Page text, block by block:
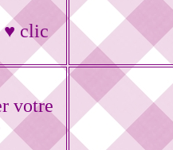
♥ clic
votre